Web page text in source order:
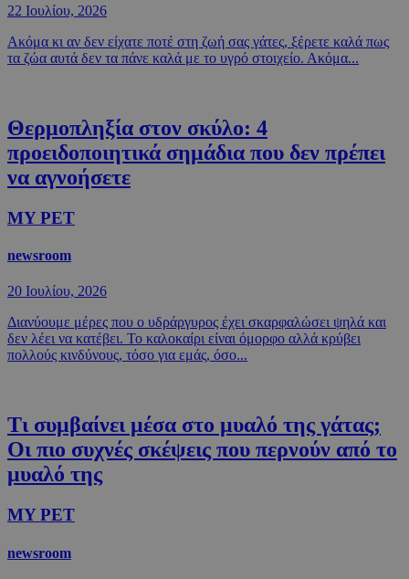
22 Ιουλίου, 2026
Ακόμα κι αν δεν είχατε ποτέ στη ζωή σας γάτες, ξέρετε καλά πως
τα ζώα αυτά δεν τα πάνε καλά με το υγρό στοιχείο. Ακόμα...
Θερμοπληξία στον σκύλο: 4
προειδοποιητικά σημάδια που δεν πρέπει
να αγνοήσετε
MY PET
newsroom
20 Ιουλίου, 2026
Διανύουμε μέρες που ο υδράργυρος έχει σκαρφαλώσει ψηλά και
δεν λέει να κατέβει. Το καλοκαίρι είναι όμορφο αλλά κρύβει
πολλούς κινδύνους, τόσο για εμάς, όσο...
Τι συμβαίνει μέσα στο μυαλό της γάτας;
Οι πιο συχνές σκέψεις που περνούν από το
μυαλό της
MY PET
newsroom